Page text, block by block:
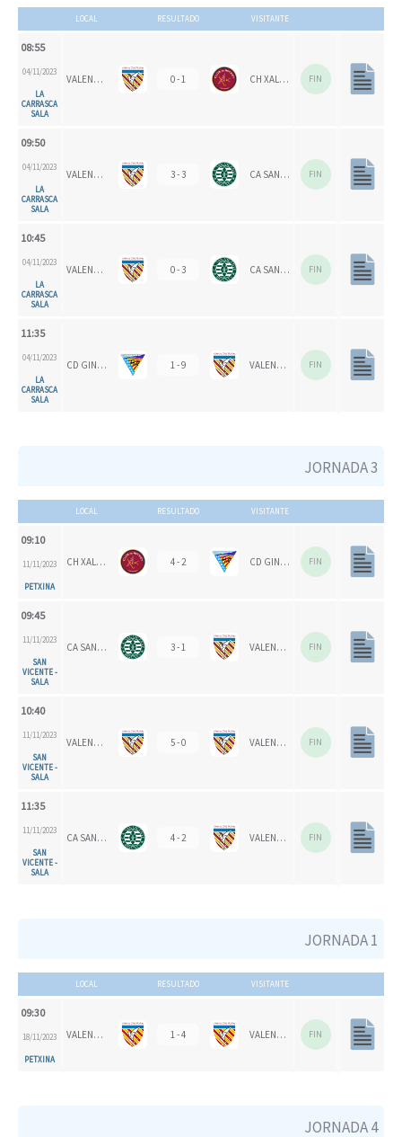
LOCAL RESULTADO VISITANTE
08:55
04/11/2023
LA
CARRASCA
SALA
VALENCIA CH 1924 0 - 1 CH XALOC FIN
09:50
04/11/2023
LA
CARRASCA
SALA
VALENCIA CH 3 - 3 CA SAN VICENTE FIN
10:45
04/11/2023
LA
CARRASCA
SALA
VALENCIA CH 1924 0 - 3 CA SAN VICENTE FIN
11:35
04/11/2023
LA
CARRASCA
SALA
CD GINER DE LOS RÍOS 1 - 9 VALENCIA CH FIN
JORNADA 3
LOCAL RESULTADO VISITANTE
09:10
11/11/2023
PETXINA
CH XALOC 4 - 2 CD GINER DE LOS RÍOS FIN
09:45
11/11/2023
SAN
VICENTE -
SALA
CA SAN VICENTE 3 - 1 VALENCIA CH FIN
10:40
11/11/2023
SAN
VICENTE -
SALA
VALENCIA CH 5 - 0 VALENCIA CH 1924 FIN
11:35
11/11/2023
SAN
VICENTE -
SALA
CA SAN VICENTE 4 - 2 VALENCIA CH 1924 FIN
JORNADA 1
LOCAL RESULTADO VISITANTE
09:30
18/11/2023
PETXINA
VALENCIA CH 1924 1 - 4 VALENCIA CH FIN
JORNADA 4